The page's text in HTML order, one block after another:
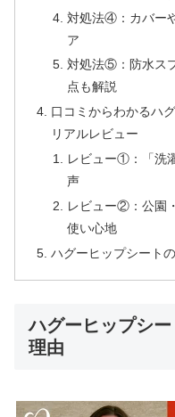
対処法④：カバー
ア
対処法⑤：防水ス
点も解説
口コミからわかるハ
リアルレビュー
レビュー①：「洗
声
レビュー②：公園
使い心地
ハグーヒップシート
ハグーヒップシ
理由